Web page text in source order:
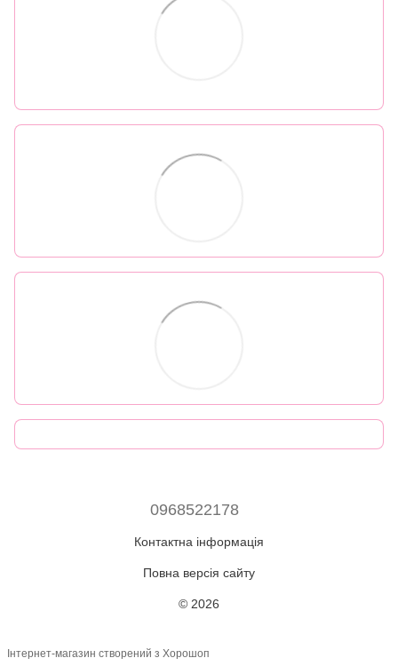
0968522178
Контактна інформація
Повна версія сайту
© 2026
Інтернет-магазин створений з Хорошоп